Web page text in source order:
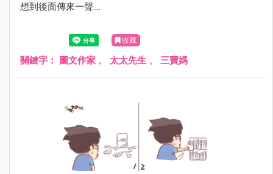
想到後面傳來一聲....
收藏
關鍵字： 圖文作家 、 太太先生 、 三寶媽